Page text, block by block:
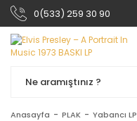
0(533) 259 30 90
Anasayfa PLAK Yabancı LP